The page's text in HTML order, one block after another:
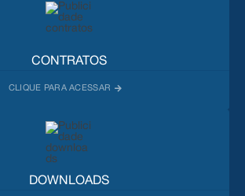
CONTRATOS
DOWNLOADS